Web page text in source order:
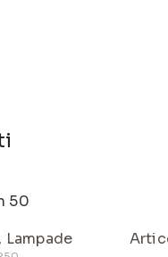
50
, Lampade